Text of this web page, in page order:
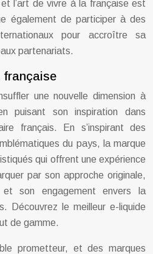
et l’art de vivre à la française est
également de participer à des
pour accroître sa
partenariats.
française
une nouvelle dimension à
puisant son inspiration dans
français. En s’inspirant des
du pays, la marque
qui offrent une expérience
par son approche originale,
et son engagement envers la
Découvrez le meilleur e-liquide
de gamme.
prometteur, et des marques